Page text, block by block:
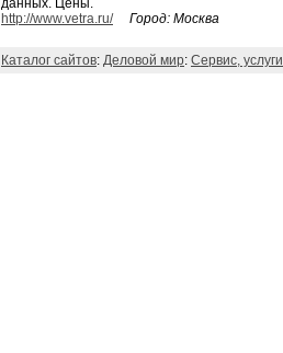
данных. Цены.
http://www.vetra.ru/
Город: Москва
Каталог сайтов: Деловой мир: Сервис, услуги